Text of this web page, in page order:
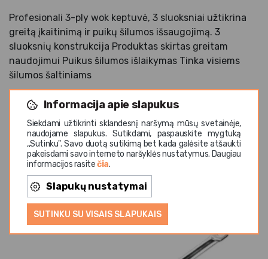
Informacija apie slapukus
Siekdami užtikrinti sklandesnį naršymą mūsų svetainėje,
naudojame slapukus. Sutikdami, paspauskite mygtuką
,,Sutinku". Savo duotą sutikimą bet kada galėsite atšaukti
pakeisdami savo interneto naršyklės nustatymus. Daugiau
informacijos rasitečia.
Slapukų nustatymai
SUTINKU SU VISAIS SLAPUKAIS
Profesionali 3-ply wok keptuvė, 3 sluoksniai užtikrina
greitą įkaitinimą ir puikų šilumos išsaugojimą. 3
sluoksnių konstrukcija Produktas skirtas greitam
naudojimui Puikus šilumos išlaikymas Tinka visiems
šilumos šaltiniams
Panašios prekės